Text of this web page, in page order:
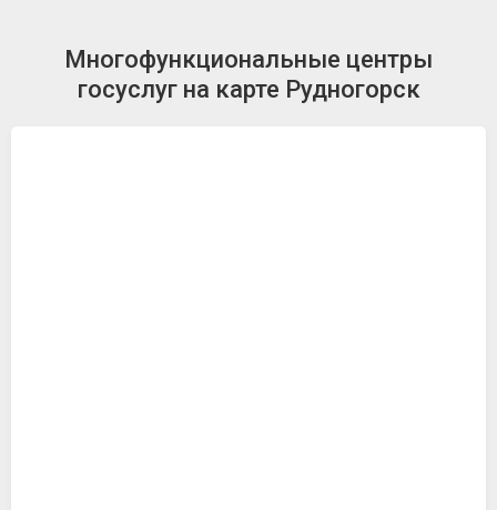
Многофункциональные центры
госуслуг на карте Рудногорск